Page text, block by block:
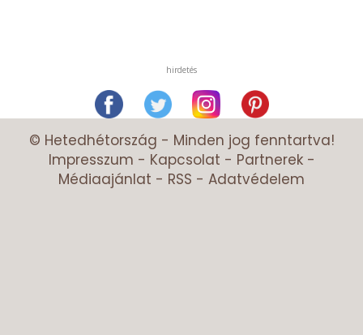
hirdetés
© Hetedhétország - Minden jog fenntartva!
Impresszum - Kapcsolat - Partnerek-
Médiaajánlat - RSS - Adatvédelem